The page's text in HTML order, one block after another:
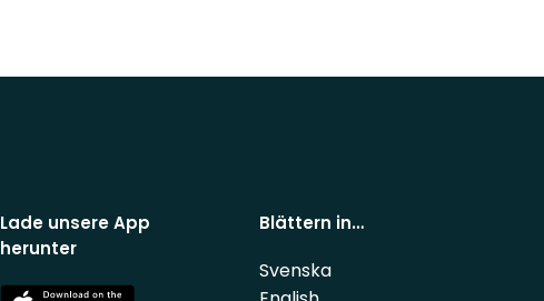
Lade unsere App
herunter
App
Blättern in…
Svenska